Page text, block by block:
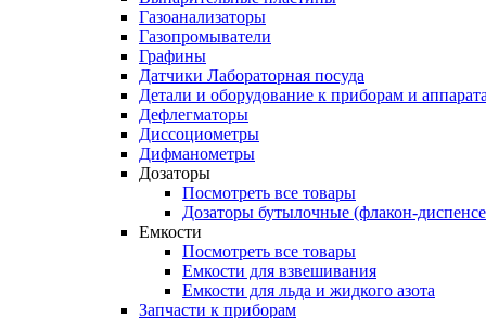
Газоанализаторы
Газопромыватели
Графины
Датчики Лабораторная посуда
Детали и оборудование к приборам и
Дефлегматоры
Диссоциометры
Дифманометры
Дозаторы
Посмотреть все товары
Дозаторы бутылочные (флакон-
Емкости
Посмотреть все товары
Емкости для взвешивания
Емкости для льда и жидкого азота
Запчасти к приборам